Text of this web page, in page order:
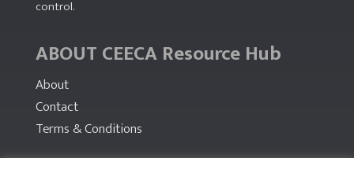
control.
ABOUT CEECA Resource Hub
About
Contact
Terms & Conditions